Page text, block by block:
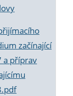
začínající
a příprav